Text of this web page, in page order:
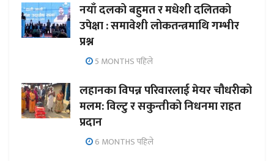
नयाँ दलको बहुमत र मधेशी दलितको
उपेक्षा : समावेशी लोकतन्त्रमाथि गम्भीर
प्रश्न
5 MONTHS पहिले
लहानका विपन्न परिवारलाई मेयर चौधरीको
मलम: विल्टु र सकुन्तीको निधनमा राहत
प्रदान
6 MONTHS पहिले